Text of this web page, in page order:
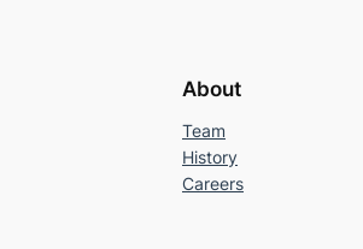
About
Team
History
Careers